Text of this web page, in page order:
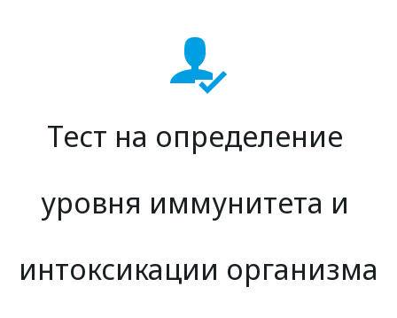
Тест на определение
уровня иммунитета и
интоксикации организма